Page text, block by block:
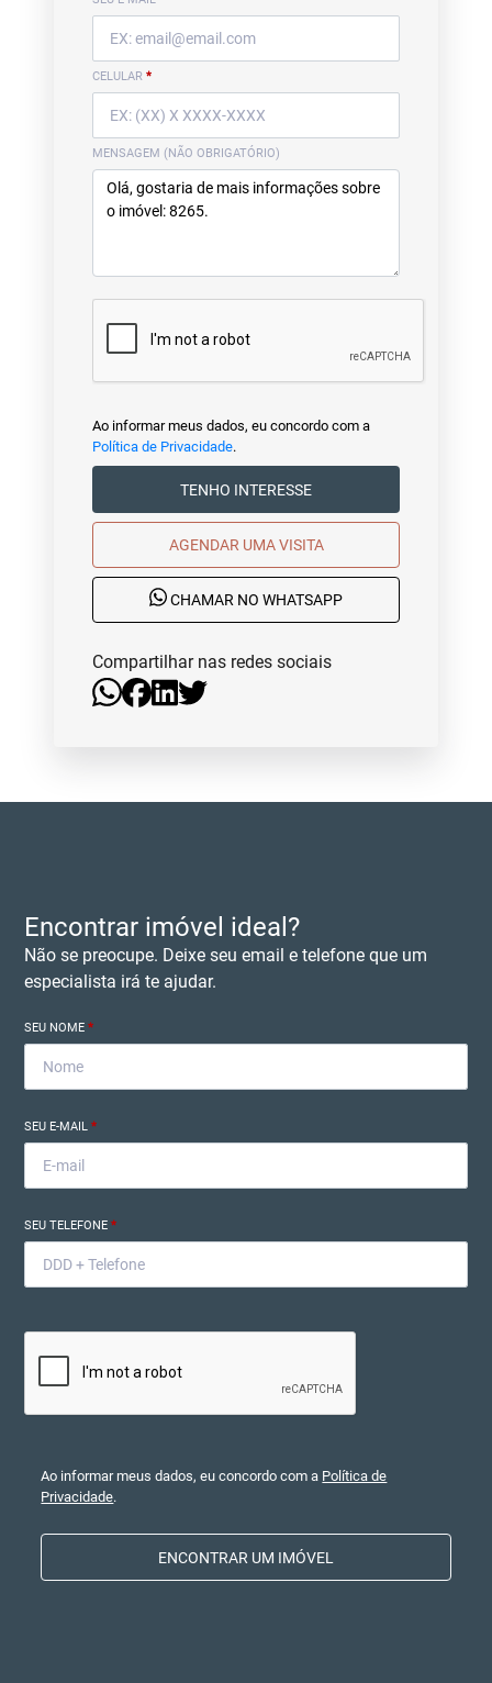
CELULAR *
MENSAGEM (NÃO OBRIGATÓRIO)
Ao informar meus dados, eu concordo com a
Política de Privacidade.
TENHO INTERESSE
AGENDAR UMA VISITA
CHAMAR NO WHATSAPP
Compartilhar nas redes sociais
Encontrar imóvel ideal?
Não se preocupe. Deixe seu email e telefone que um
especialista irá te ajudar.
SEU NOME*
SEU E-MAIL*
SEU TELEFONE*
Ao informar meus dados, eu concordo com a Política de
Privacidade.
ENCONTRAR UM IMÓVEL